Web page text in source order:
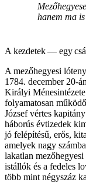
hanem ma
A kezdetek — egy
A mezőhegyesi
1784. december 20-
Királyi
folyamatosan
József vértes
háborús évtizedek
jó felépítésű, erős,
amelyek nagy
lakatlan
istállók és a fedeles
több mint négyszáz